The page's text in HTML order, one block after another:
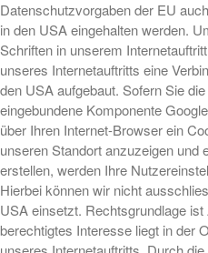
Datenschutzvorgaben der EU
in den USA eingehalten werden.
Schriften in unserem
unseres Internetauftritts eine
den USA aufgebaut. Sofern Sie
eingebundene Komponente
über Ihren Internet-Browser ein
unseren Standort anzuzeigen und
erstellen, werden Ihre
Hierbei können wir nicht
USA einsetzt. Rechtsgrundlage
berechtigtes Interesse liegt in der